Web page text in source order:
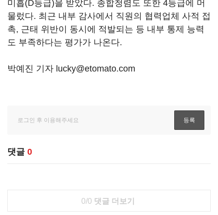
미흡(D등급)을 받았다. 종합청렴도 또한 4등급에 머
물렀다. 최근 내부 감사에서 직원의 협력업체 사적 접
촉, 근태 위반이 동시에 적발되는 등 내부 통제 능력
도 부족하다는 평가가 나온다.
박예진 기자 lucky@etomato.com
댓글 0
0/0 댓글 더보기